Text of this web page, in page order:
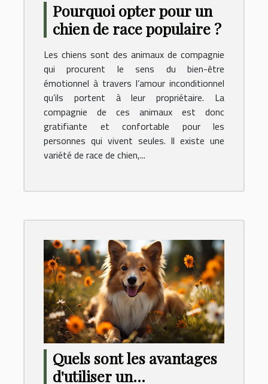
Pourquoi opter pour un
chien de race populaire ?
Les chiens sont des animaux de compagnie
qui procurent le sens du bien-être
émotionnel à travers l’amour inconditionnel
qu’ils portent à leur propriétaire. La
compagnie de ces animaux est donc
gratifiante et confortable pour les
personnes qui vivent seules. Il existe une
variété de race de chien,...
Quels sont les avantages
d'utiliser un